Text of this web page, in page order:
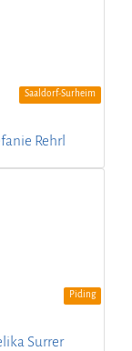
Saaldorf-Surheim
Rehrl
Piding
Surrer